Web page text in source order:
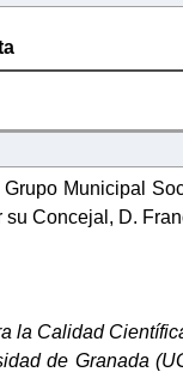
Municipal
Concejal, D.
la Calidad
de Granada